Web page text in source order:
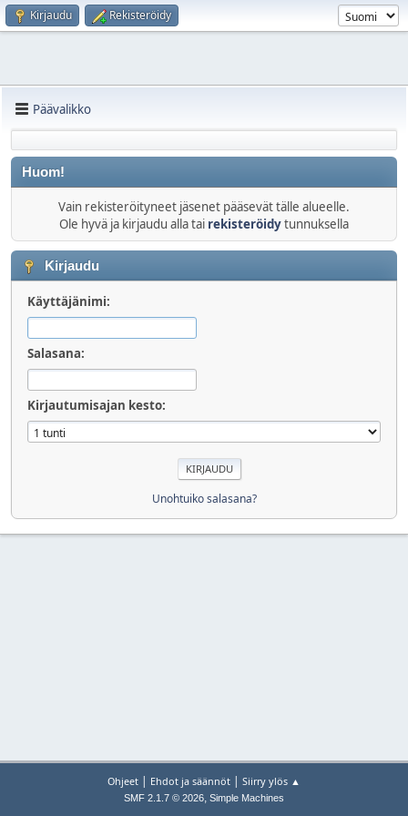
Kirjaudu Rekisteröidy
Päävalikko
Huom!
Vain rekisteröityneet jäsenet pääsevät tälle alueelle.
Ole hyvä ja kirjaudu alla tai rekisteröidytunnuksella
Kirjaudu
Käyttäjänimi:
Salasana:
Kirjautumisajan kesto:
Unohtuiko salasana?
Ohjeet | Ehdot ja säännöt | Siirry ylös ▲
SMF 2.1.7 © 2026, Simple Machines